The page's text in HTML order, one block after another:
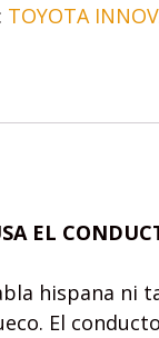
TOYOTA
EL
hispana ni
El